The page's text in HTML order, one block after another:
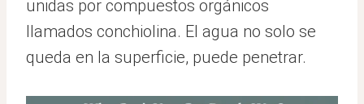
unidas por compuestos orgánicos
llamados conchiolina. El agua no solo se
queda en la superficie, puede penetrar.